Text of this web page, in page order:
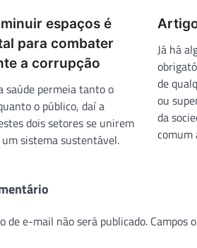
espaços é
para combater
a corrupção
saúde permeia tanto o
o público, daí a
dois setores se unirem
sistema sustentável.
Já há
de
ou
da
comum
de e-mail não será publicado. Campos